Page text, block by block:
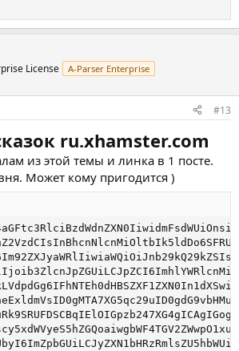
License A-Parser Enterprise
#13
ru.xhamster.com
из этой темы и линка в 1 посте.
Может кому пригодится )